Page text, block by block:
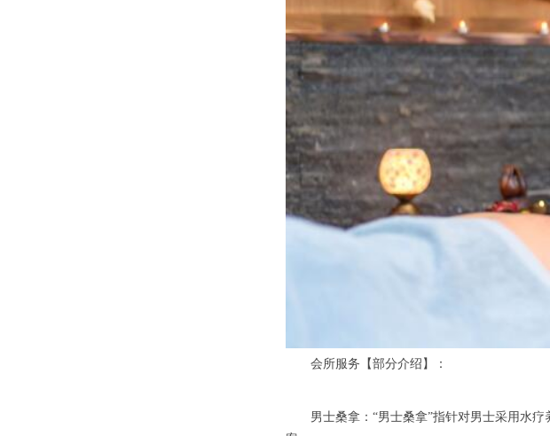
会所服务【部分介绍】：
男士桑拿：“男士桑拿”指针对男士采用水疗